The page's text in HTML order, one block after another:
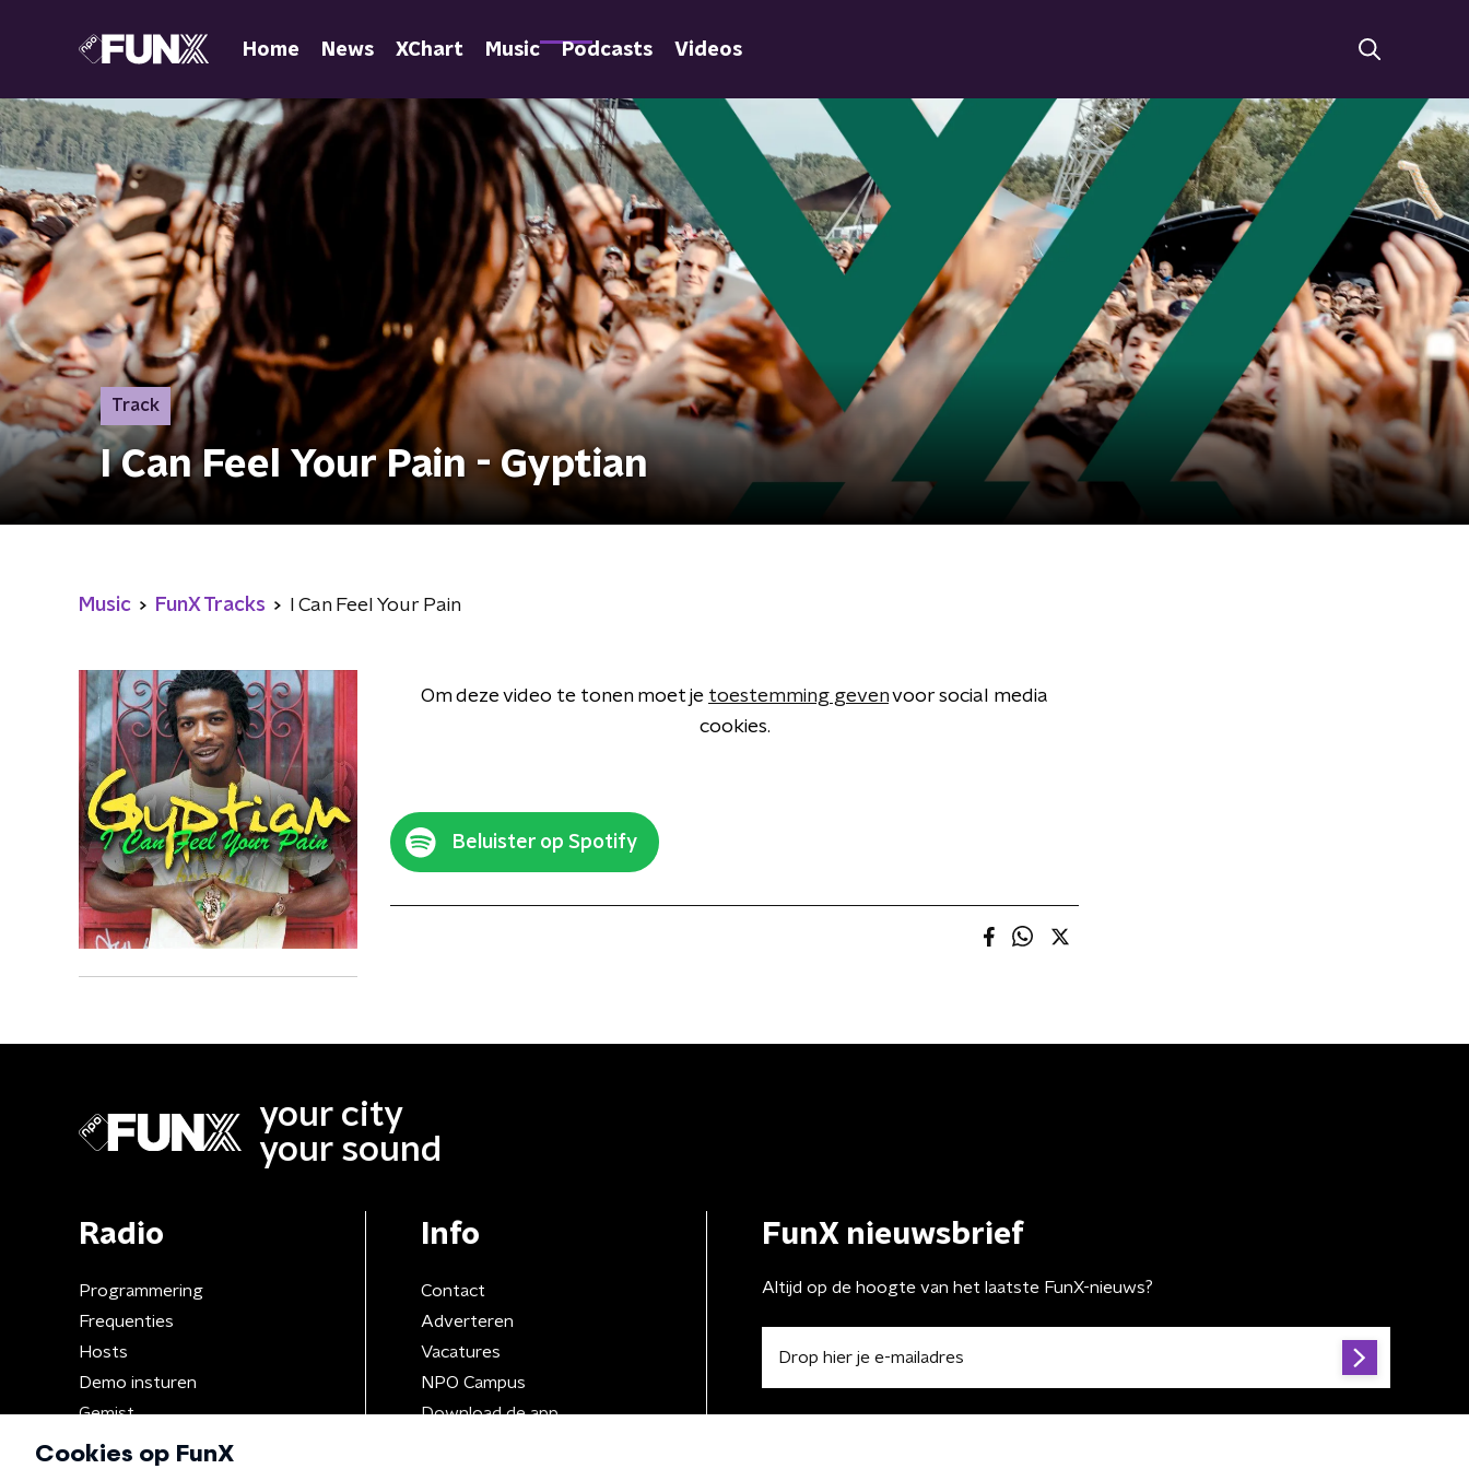
Home News XChart Music Podcasts Videos
Track
I Can Feel Your Pain - Gyptian
Music FunX Tracks I Can Feel Your Pain
Om deze video te tonen moet je toestemming gevenvoor social media
cookies.
Beluister op Spotify
your city
your sound
Radio
Programmering
Frequenties
Hosts
Demo insturen
Gemist
Info
Contact
Adverteren
Vacatures
NPO Campus
Download de app
FunX nieuwsbrief
Altijd op de hoogte van het laatste FunX-nieuws?